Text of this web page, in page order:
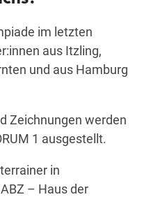
im letzten
aus Itzling,
und aus Hamburg
Zeichnungen werden
1 ausgestellt.
in
– Haus der